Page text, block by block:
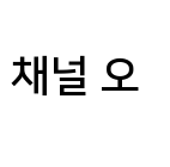
널 오